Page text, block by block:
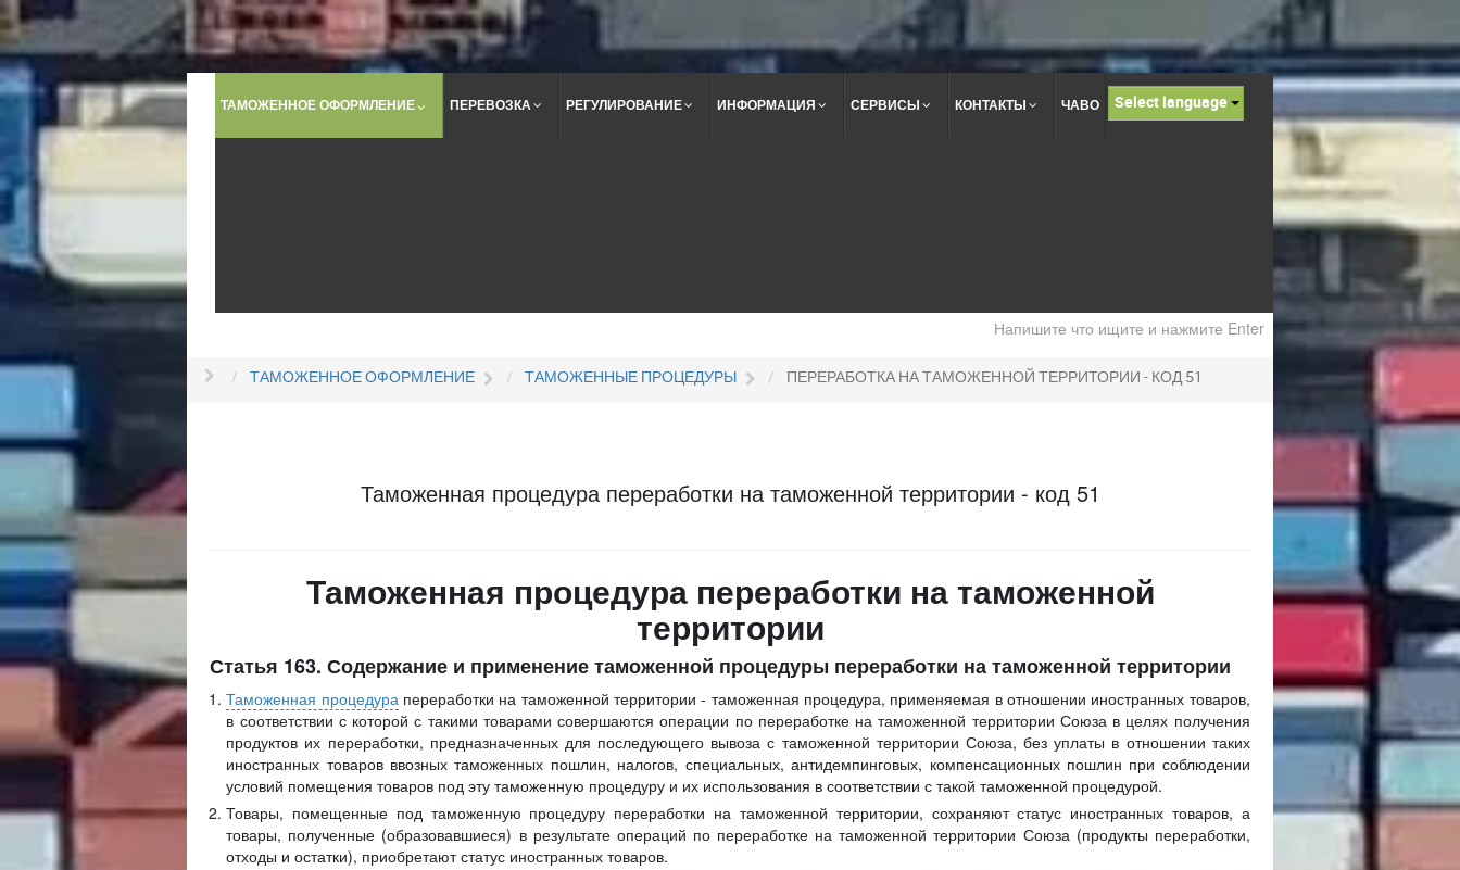
ТАМОЖЕННОЕ ОФОРМЛЕНИЕ ПЕРЕВОЗКА РЕГУЛИРОВАНИЕ ИНФОРМАЦИЯ СЕРВИСЫ КОНТАКТЫ ЧАВО Select language
сайту
ТАМОЖЕННОЕ ОФОРМЛЕНИЕ ТАМОЖЕННЫЕ ПРОЦЕДУРЫ ПЕРЕРАБОТКА НА ТАМОЖЕННОЙ ТЕРРИТОРИИ - КОД 51
Таможенная процедура переработки на таможенной территории - код 51
Таможенная процедура переработки на таможенной
территории
Статья 163. Содержание и применение таможенной процедуры переработки на таможенной территории
Таможенная процедура переработки на таможенной территории - таможенная процедура, применяемая в отношении иностранных товаров,
в соответствии с которой с такими товарами совершаются операции по переработке на таможенной территории Союза в целях получения
продуктов их переработки, предназначенных для последующего вывоза с таможенной территории Союза, без уплаты в отношении таких
иностранных товаров ввозных таможенных пошлин, налогов, специальных, антидемпинговых, компенсационных пошлин при соблюдении
условий помещения товаров под эту таможенную процедуру и их использования в соответствии с такой таможенной процедурой.
Товары, помещенные под таможенную процедуру переработки на таможенной территории, сохраняют статус иностранных товаров, а
товары, полученные (образовавшиеся) в результате операций по переработке на таможенной территории Союза (продукты переработки,
отходы и остатки), приобретают статус иностранных товаров.